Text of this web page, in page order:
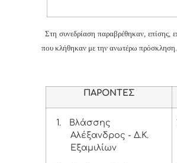
Στη συνεδρίαση παραβρέθηκαν,
που κλήθηκαν με την ανωτέρω πρόσκληση.
ΠΑΡΟΝΤΕΣ
1.
Βλάσσης
Αλέξανδρος - Δ.Κ.
Εξαμιλίων